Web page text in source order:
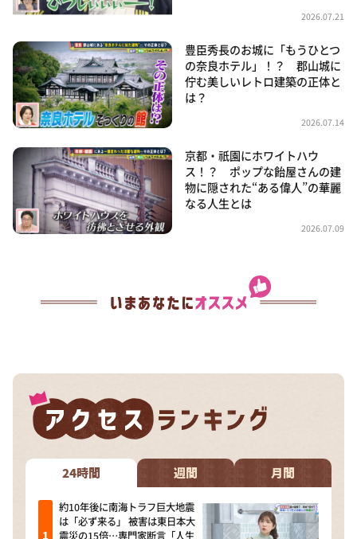
2026.07.21
豊臣秀長のお城に「もうひとつ
の奈良ホテル」！？ 郡山城に
佇む美しいレトロ建築の正体と
は？
2026.07.14
京都・祇園にホワイトハウ
ス！？ ポップな飴屋さんの建
物に隠された“ある偉人”の華麗
なる人生とは
2026.07.09
24時間 週間 月間
約10年後に南海トラフ巨大地震
は「必ず来る」 被害は東日本大
震災の15倍…専門家断言「人生